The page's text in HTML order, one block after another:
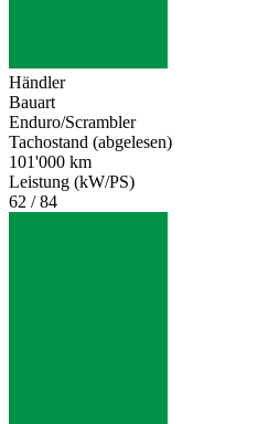
Händler
Bauart
Enduro/Scrambler
Tachostand (abgelesen)
101'000 km
Leistung (kW/PS)
62 / 84